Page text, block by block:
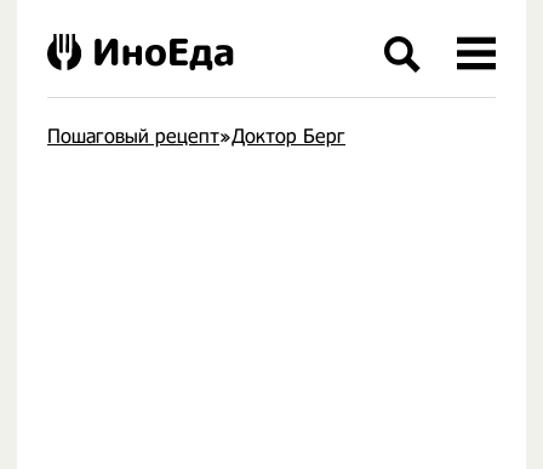
Пошаговый рецепт»Доктор Берг
ИноЕда